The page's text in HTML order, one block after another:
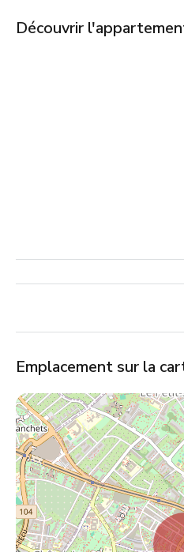
Découvrir
Emplacement sur la